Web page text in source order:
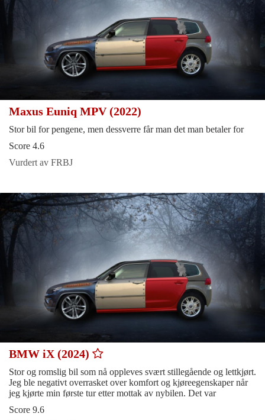
Maxus Euniq MPV (2022)
Stor bil for pengene, men dessverre får man det man betaler for
Score 4.6
Vurdert av FRBJ
BMW iX (2024)
Stor og romslig bil som nå oppleves svært stillegående og lettkjørt.
Jeg ble negativt overrasket over komfort og kjøreegenskaper når
jeg kjørte min første tur etter mottak av nybilen. Det var
Score 9.6